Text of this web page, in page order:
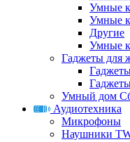
Умные
Умные
Другие
Умные
Гаджеты для
Умный дом
Аудиотехника
Микрофоны
Наушники